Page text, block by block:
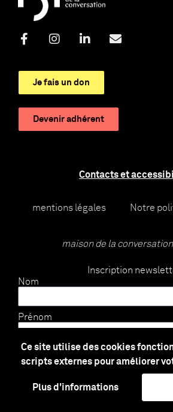
Ce site utilise des cookies
scripts externes pour améliorer
Plus d'informations
Je fais un don
Devenir adhérent
Contacts et
mentions légales Notre
maison de la
Inscription
Nom
Prénom
E-mail